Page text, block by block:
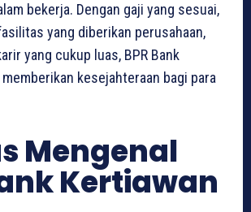
bekerja. Dengan gaji yang sesuai,
yang diberikan perusahaan,
yang cukup luas, BPR Bank
kesejahteraan bagi para
Mengenal
Kertiawan